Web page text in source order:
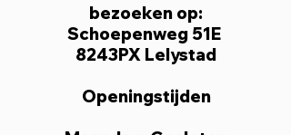
bezoeken op:
Schoepenweg 51E
8243PX Lelystad
Openingstijden